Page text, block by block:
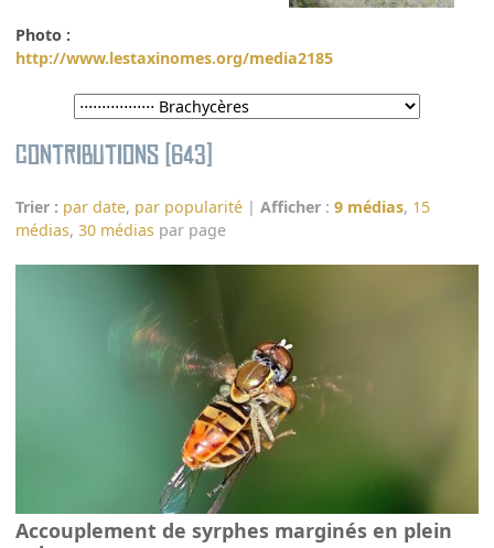
Photo :
http://www.lestaxinomes.org/media2185
Contributions (643)
Trier : par date, par popularité |Afficher :9 médias, 15
médias,30 médias par page
Accouplement de syrphes marginés en plein